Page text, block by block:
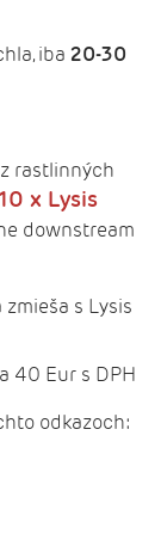
iba 20-30
z rastlinných
x Lysis
downstream
s Lysis
40 Eur s DPH
odkazoch: